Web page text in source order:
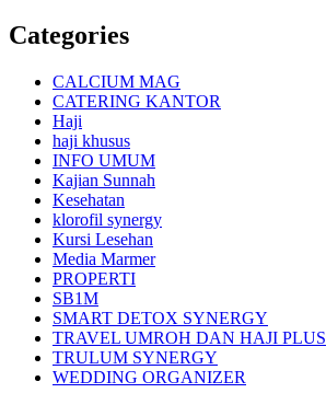
Categories
CALCIUM MAG
CATERING KANTOR
Haji
haji khusus
INFO UMUM
Kajian Sunnah
Kesehatan
klorofil synergy
Kursi Lesehan
Media Marmer
PROPERTI
SB1M
SMART DETOX SYNERGY
TRAVEL UMROH DAN HAJI PLUS
TRULUM SYNERGY
WEDDING ORGANIZER